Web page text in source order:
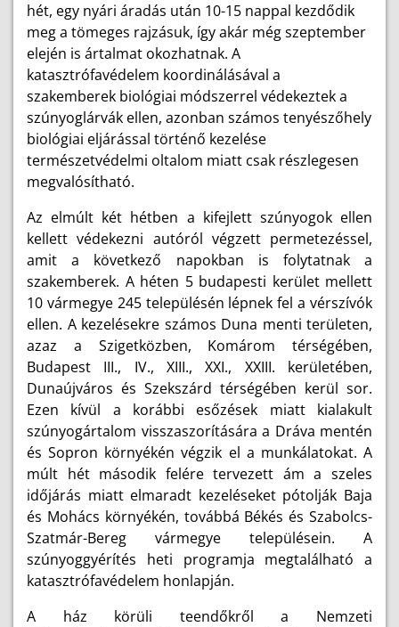
hét, egy nyári áradás után 10-15 nappal kezdődik
meg a tömeges rajzásuk, így akár még szeptember
elején is ártalmat okozhatnak. A
katasztrófavédelem koordinálásával a
szakemberek biológiai módszerrel védekeztek a
szúnyoglárvák ellen, azonban számos tenyészőhely
biológiai eljárással történő kezelése
természetvédelmi oltalom miatt csak részlegesen
megvalósítható.
Az elmúlt két hétben a kifejlett szúnyogok ellen
kellett védekezni autóról végzett permetezéssel,
amit a következő napokban is folytatnak a
szakemberek. A héten 5 budapesti kerület mellett
10 vármegye 245 településén lépnek fel a vérszívók
ellen. A kezelésekre számos Duna menti területen,
azaz a Szigetközben, Komárom térségében,
Budapest III., IV., XIII., XXI., XXIII. kerületében,
Dunaújváros és Szekszárd térségében kerül sor.
Ezen kívül a korábbi esőzések miatt kialakult
szúnyogártalom visszaszorítására a Dráva mentén
és Sopron környékén végzik el a munkálatokat. A
múlt hét második felére tervezett ám a szeles
időjárás miatt elmaradt kezeléseket pótolják Baja
és Mohács környékén, továbbá Békés és Szabolcs-
Szatmár-Bereg vármegye településein. A
szúnyoggyérítés heti programja megtalálható a
katasztrófavédelem honlapján.
A ház körüli teendőkről a Nemzeti